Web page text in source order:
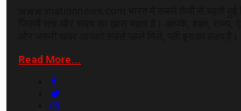
Read More...